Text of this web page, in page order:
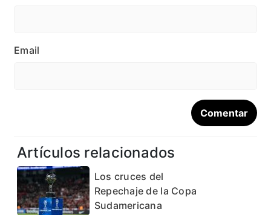
Email
Artículos relacionados
Los cruces del
Repechaje de la Copa
Sudamericana